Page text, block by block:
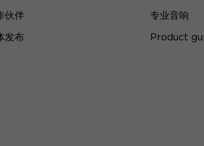
伙伴
发布
专业音响
Product